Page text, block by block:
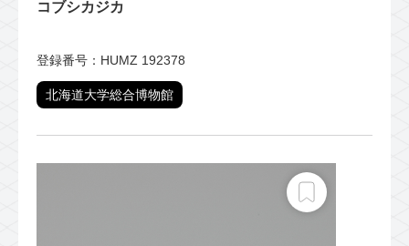
コブシカジカ
登録番号：HUMZ 192378
北海道大学総合博物館